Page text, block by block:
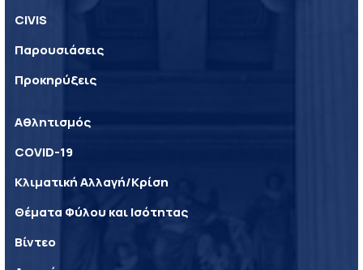
CIVIS
Παρουσιάσεις
Προκηρύξεις
Αθλητισμός
COVID-19
Κλιματική Αλλαγή/Κρίση
Θέματα Φύλου και Ισότητας
Βίντεο